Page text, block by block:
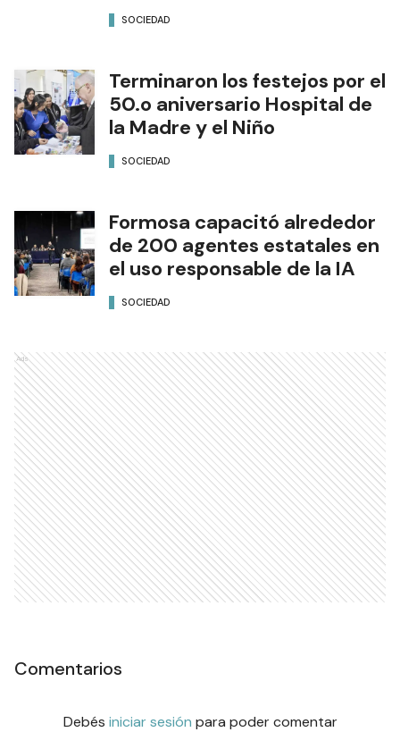
SOCIEDAD
Terminaron los festejos por el
50.o aniversario Hospital de
la Madre y el Niño
SOCIEDAD
Formosa capacitó alrededor
de 200 agentes estatales en
el uso responsable de la IA
SOCIEDAD
Ads
Comentarios
Debés iniciar sesión para poder comentar